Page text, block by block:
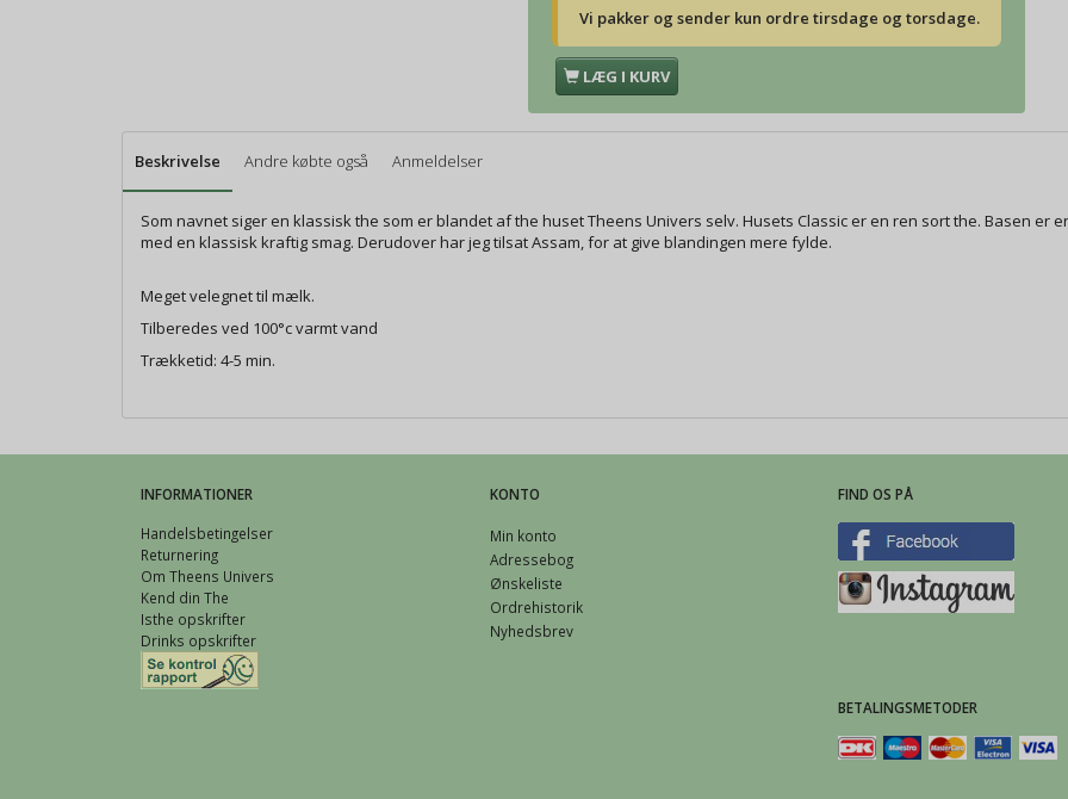
Vi pakker og sender kun ordre tirsdage og torsdage.
LÆG I KURV
Beskrivelse Andre købte også Anmeldelser
Som navnet siger en klassisk the som er blandet af the huset Theens Univers selv. Husets Classic er en ren sort the. Basen er
med en klassisk kraftig smag. Derudover har jeg tilsat Assam, for at give blandingen mere fylde.
Meget velegnet til mælk.
Tilberedes ved 100°c varmt vand
Trækketid: 4-5 min.
INFORMATIONER
Handelsbetingelser
Returnering
Om Theens Univers
Kend din The
Isthe opskrifter
Drinks opskrifter
KONTO
Min konto
Adressebog
Ønskeliste
Ordrehistorik
Nyhedsbrev
FIND OS PÅ
BETALINGSMETODER